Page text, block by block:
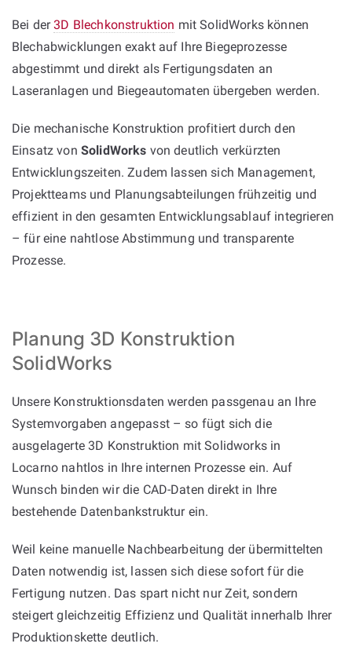
Bei der3D Blechkonstruktion mit SolidWorks können
Blechabwicklungen exakt auf Ihre Biegeprozesse
abgestimmt und direkt als Fertigungsdaten an
Laseranlagen und Biegeautomaten übergeben werden.
Die mechanische Konstruktion profitiert durch den
Einsatz von SolidWorks von deutlich verkürzten
Entwicklungszeiten. Zudem lassen sich Management,
Projektteams und Planungsabteilungen frühzeitig und
effizient in den gesamten Entwicklungsablauf integrieren
– für eine nahtlose Abstimmung und transparente
Prozesse.
Planung 3D Konstruktion
SolidWorks
Unsere Konstruktionsdaten werden passgenau an Ihre
Systemvorgaben angepasst – so fügt sich die
ausgelagerte 3D Konstruktion mit Solidworks in
Locarno nahtlos in Ihre internen Prozesse ein. Auf
Wunsch binden wir die CAD-Daten direkt in Ihre
bestehende Datenbankstruktur ein.
Weil keine manuelle Nachbearbeitung der übermittelten
Daten notwendig ist, lassen sich diese sofort für die
Fertigung nutzen. Das spart nicht nur Zeit, sondern
steigert gleichzeitig Effizienz und Qualität innerhalb Ihrer
Produktionskette deutlich.